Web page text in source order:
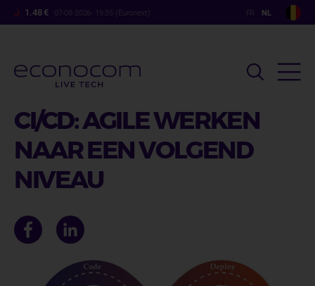
Overslaan
en
inhoud
1.48 € 07-08-2026- 19:35 (Euronext)
CI/CD: AGILE WERKEN
NAAR EEN VOLGEND
NIVEAU